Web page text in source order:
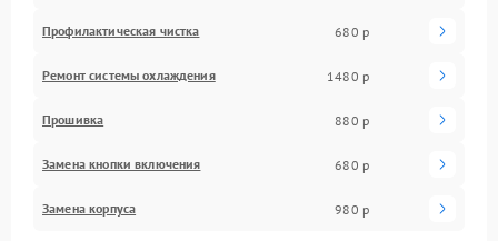
Профилактическая чистка 680 р
Ремонт системы охлаждения 1480 р
Прошивка 880 р
Замена кнопки включения 680 р
Замена корпуса 980 р